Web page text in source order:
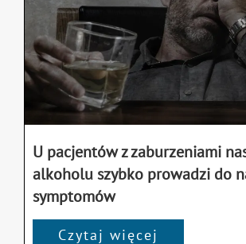
U pacjentów z zaburzeniami
alkoholu szybko prowadzi do
symptomów
Czytaj więcej